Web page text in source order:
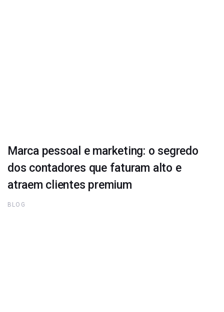
Marca pessoal e marketing: o segredo
dos contadores que faturam alto e
atraem clientes premium
BLOG